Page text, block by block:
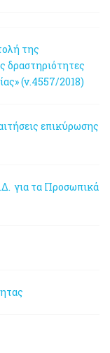
της
δραστηριότητες
(ν.4557/2018)
επικύρωσης
για τα Προσωπικά